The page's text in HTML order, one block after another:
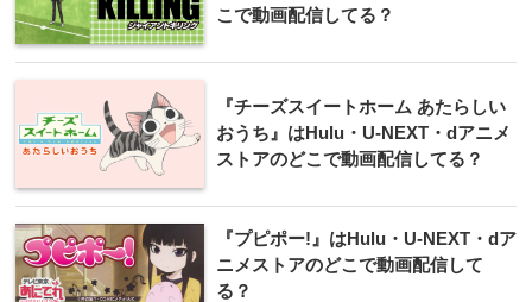
こで動画配信してる？
『チーズスイートホーム あたらしい
おうち』はHulu・U-NEXT・dアニメ
ストアのどこで動画配信してる？
『プピポー!』はHulu・U-NEXT・dア
ニメストアのどこで動画配信して
る？